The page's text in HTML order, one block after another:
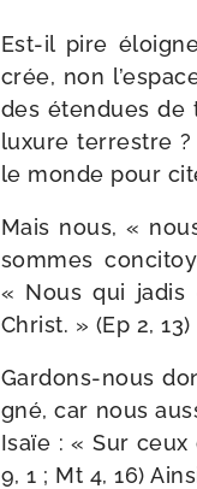
Est-​il pire
crée, non
des éten­dues de
luxure ter­restre
le monde pour
Mais nous, «
sommes
« Nous qui jadis
Christ. » (Ep 2, 13)
Gardons-​nous
gné, car nous
Isaïe : « Sur
9, 1 ; Mt 4, 16)